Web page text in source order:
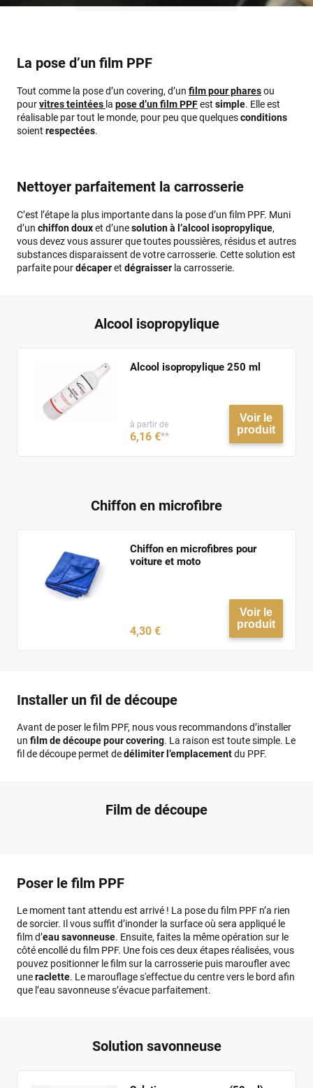
La pose d’un film PPF
Tout comme la pose d’un covering, d’un film pour pharesou
pourvitres teintées la pose d’un film PPFest simple. Elle est
réalisable par tout le monde, pour peu que quelquesconditions
soient respectées.
Nettoyer parfaitement la carrosserie
C’est l’étape la plus importante dans la pose d’un film PPF. Muni
d’un chiffon douxet d’unesolution à l’alcool isopropylique,
vous devez vous assurer que toutes poussières, résidus et autres
substances disparaissent de votre carrosserie. Cette solution est
parfaite pourdécaperet dégraisser la carrosserie.
Alcool isopropylique
Alcool isopropylique 250 ml
à partir de
6,16 €**
Voir le
produit
Chiffon en microfibre
Chiffon en microfibres pour
voiture et moto
4,30 €
Voir le
produit
Installer un fil de découpe
Avant de poser le film PPF, nous vous recommandons d’installer
un film de découpe pour covering. La raison est toute simple. Le
fil de découpe permet dedélimiter l’emplacementdu PPF.
Film de découpe
Poser le film PPF
Le moment tant attendu est arrivé ! La pose du film PPF n’a rien
de sorcier. Il vous suffit d’inonder la surface où sera appliqué le
film d’eau savonneuse. Ensuite, faites la même opération sur le
côté encollé du film PPF. Une fois ces deux étapes réalisées, vous
pouvez positionner le film sur la carrosserie puis maroufler avec
uneraclette. Le marouflage s'effectue du centre vers le bord afin
que l’eau savonneuse s’évacue parfaitement.
Solution savonneuse